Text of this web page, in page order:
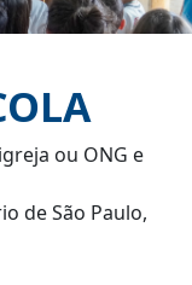
ou ONG e
de São Paulo,